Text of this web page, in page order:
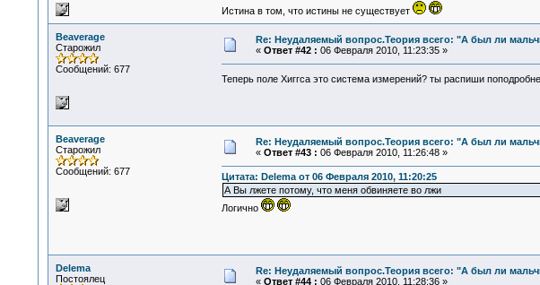
Истина в том, что истины не существует
Beaverage
Старожил
Сообщений: 677
Re: Неудаляемый вопрос.Теория всего: "А был ли
« Ответ #42 : 06 Февраля 2010, 11:23:35 »
Теперь поле Хиггса это система измерений? ты распиши
Beaverage
Старожил
Сообщений: 677
Re: Неудаляемый вопрос.Теория всего: "А был ли
« Ответ #43 : 06 Февраля 2010, 11:26:48 »
Цитата: Delema от 06 Февраля 2010, 11:20:25
А Вы лжете потому, что меня обвиняете во лжи
Логично
Delema
Постоялец
Re: Неудаляемый вопрос.Теория всего: "А был ли
« Ответ #44 : 06 Февраля 2010, 11:28:36 »